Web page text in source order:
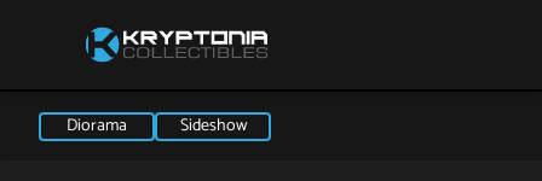
Diorama Sideshow